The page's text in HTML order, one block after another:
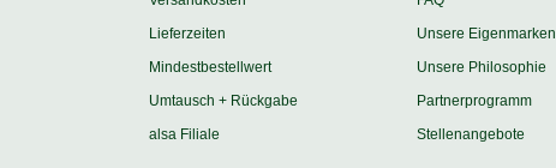
Lieferzeiten
Mindestbestellwert
Umtausch + Rückgabe
alsa Filiale
Unsere Eigenmarken
Unsere Philosophie
Partnerprogramm
Stellenangebote